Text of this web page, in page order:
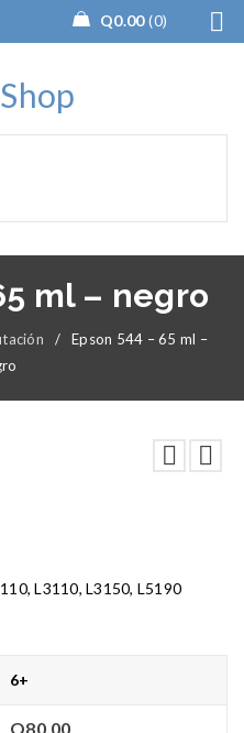
Q0.00 0
ml – negro
/
Epson 544 – 65 ml –
L3110, L3150, L5190
6+
Q80.00